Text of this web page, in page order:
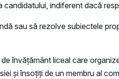
candidatului, indiferent dacă
sau să rezolve subiectele
învăţământ liceal care
şi însoţiţi de un membru al